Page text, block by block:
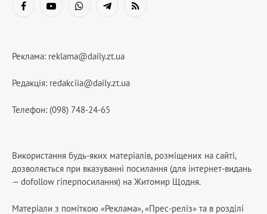
FacebookYouTubeWhatsAppTelegramRSS
Реклама: reklama@daily.zt.ua
Редакція: redakciia@daily.zt.ua
Телефон: (098) 748-24-65
Використання будь-яких матеріалів, розміщених на сайті,
дозволяється при вказуванні посилання (для інтернет-видань
— dofollow гіперпосилання) на Житомир Щодня.
Матеріали з поміткою «Реклама», «Прес-реліз» та в розділі